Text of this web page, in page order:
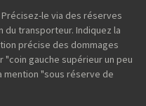
Précisez-le via des réserves
transporteur. Indiquez la
précise des dommages
gauche supérieur un peu
mention "sous réserve de